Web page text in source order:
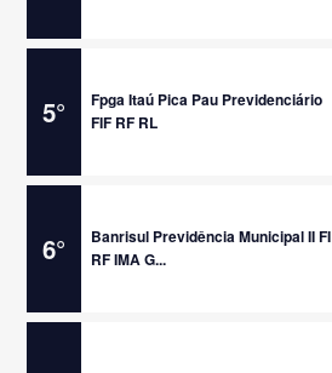
5°
Fpga Itaú Pica Pau Previdenciário
FIF RF RL
6°
Banrisul Previdência Municipal II FI
RF IMA G...